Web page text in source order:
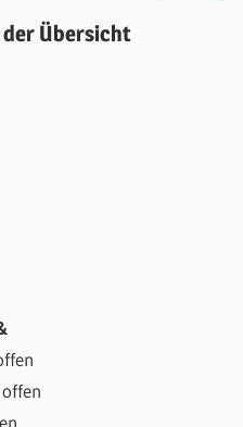
der Übersicht
offen